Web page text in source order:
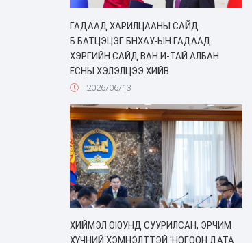
ГАДААД ХАРИЛЦААНЫ САЙД
Б.БАТЦЭЦЭГ БНХАУ-ЫН ГАДААД
ХЭРГИЙН САЙД ВАН И-ТАЙ АЛБАН
ЁСНЫ ХЭЛЭЛЦЭЭ ХИЙВ
2026/06/13
ХИЙМЭЛ ОЮУНД СУУРИЛСАН, ЭРЧИМ
ХҮЧНИЙ ХЭМНЭЛТТЭЙ 'НОГООН ДАТА